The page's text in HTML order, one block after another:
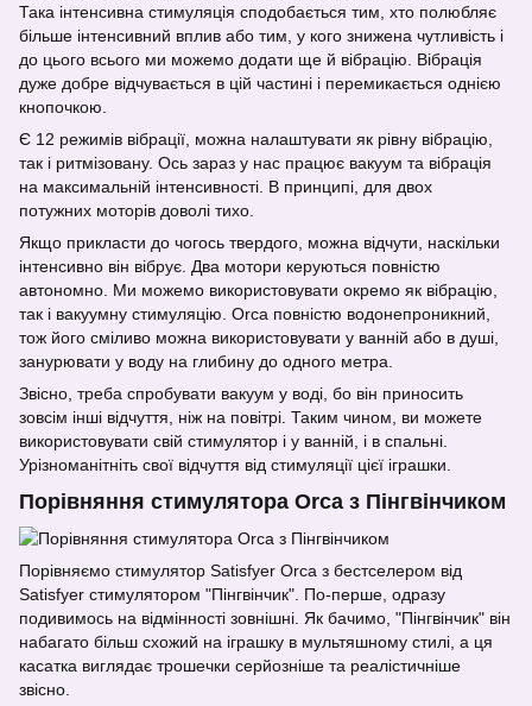
Така інтенсивна стимуляція сподобається тим, хто полюбляє
більше інтенсивний вплив або тим, у кого знижена чутливість і
до цього всього ми можемо додати ще й вібрацію. Вібрація
дуже добре відчувається в цій частині і перемикається однією
кнопочкою.
Є 12 режимів вібрації, можна налаштувати як рівну вібрацію,
так і ритмізовану. Ось зараз у нас працює вакуум та вібрація
на максимальній інтенсивності. В принципі, для двох
потужних моторів доволі тихо.
Якщо прикласти до чогось твердого, можна відчути, наскільки
інтенсивно він вібрує. Два мотори керуються повністю
автономно. Ми можемо використовувати окремо як вібрацію,
так і вакуумну стимуляцію. Orca повністю водонепроникний,
тож його сміливо можна використовувати у ванній або в душі,
занурювати у воду на глибину до одного метра.
Звісно, треба спробувати вакуум у воді, бо він приносить
зовсім інші відчуття, ніж на повітрі. Таким чином, ви можете
використовувати свій стимулятор і у ванній, і в спальні.
Урізноманітніть свої відчуття від стимуляції цієї іграшки.
Порівняння стимулятора Orca з Пінгвінчиком
Порівняємо стимулятор Satisfyer Orca з бестселером від
Satisfyer стимулятором "Пінгвінчик". По-перше, одразу
подивимось на відмінності зовнішні. Як бачимо, "Пінгвінчик" він
набагато більш схожий на іграшку в мультяшному стилі, а ця
касатка виглядає трошечки серйозніше та реалістичніше
звісно.